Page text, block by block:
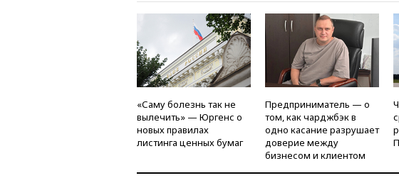
СТИЛЬ ТЕСТЫ
«Саму болезнь так не
вылечить» — Юргенс о
новых правилах
листинга ценных бумаг
Предприниматель — о
том, как чарджбэк в
одно касание разрушает
доверие между
бизнесом и клиентом